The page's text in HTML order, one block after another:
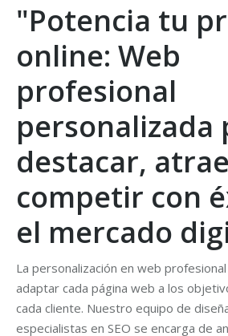
"Potencia tu
online: Web
profesional
personalizada
destacar,
competir con
el mercado
La personalización en web
adaptar cada página web a los
cada cliente. Nuestro equipo de
especialistas en SEO se encarga de